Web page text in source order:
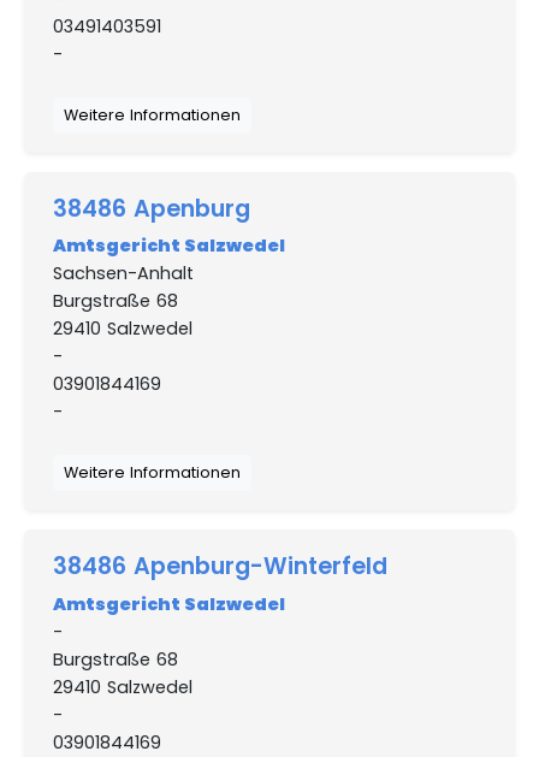
03491403591
-
Weitere Informationen
38486 Apenburg
Amtsgericht Salzwedel
Sachsen-Anhalt
Burgstraße 68
29410 Salzwedel
-
03901844169
-
Weitere Informationen
38486 Apenburg-Winterfeld
Amtsgericht Salzwedel
-
Burgstraße 68
29410 Salzwedel
-
03901844169